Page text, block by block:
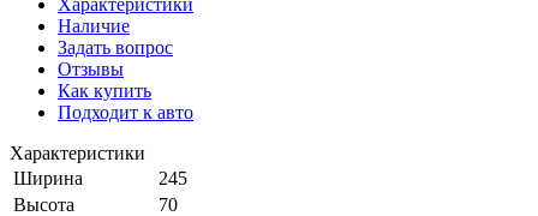
Наличие
Задать вопрос
Отзывы
Как купить
Подходит к авто
Характеристики
Ширина
245
Высота
70